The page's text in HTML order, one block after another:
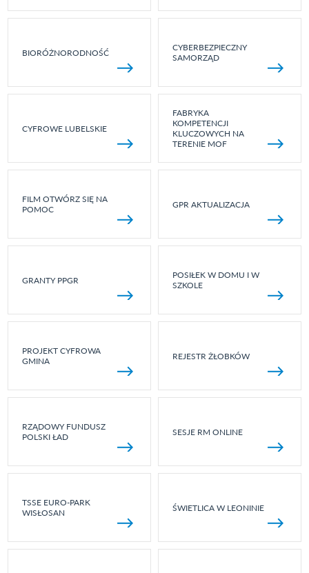
BIORÓŻNORODNOŚĆ
CYBERBEZPIECZNY
SAMORZĄD
CYFROWE LUBELSKIE
FABRYKA
KOMPETENCJI
KLUCZOWYCH NA
TERENIE MOF
FILM OTWÓRZ SIĘ NA
POMOC
GPR AKTUALIZACJA
GRANTY PPGR
POSIŁEK W DOMU I W
SZKOLE
PROJEKT CYFROWA
GMINA
REJESTR ŻŁOBKÓW
RZĄDOWY FUNDUSZ
POLSKI ŁAD
SESJE RM ONLINE
TSSE EURO-PARK
WISŁOSAN
ŚWIETLICA W LEONINIE